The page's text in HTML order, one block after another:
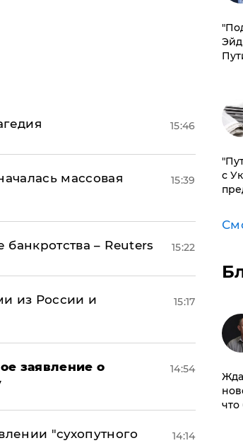
15:46
массовая
15:39
– Reuters 15:22
из России и
15:17
заявление о
14:54
"сухопутного 14:14
с
что